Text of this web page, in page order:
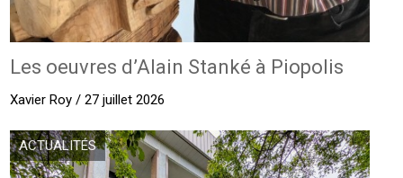
Les oeuvres d’Alain Stanké à Piopolis
Xavier Roy / 27 juillet 2026
ACTUALITÉS